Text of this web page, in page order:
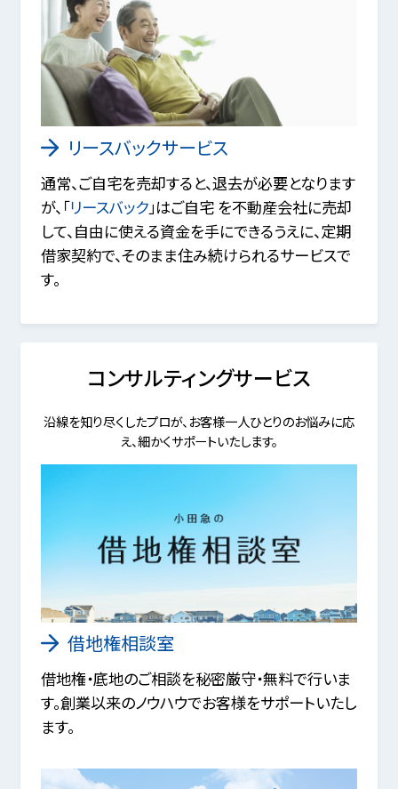
リースバックサービス
通常、ご自宅を売却すると、退去が必要となります
が、「リースバック」はご自宅 を不動産会社に売却
して、自由に使える資金を手にできるうえに、定期
借家契約で、そのまま住み続けられるサービスで
す。
コンサルティングサービス
沿線を知り尽くしたプロが、お客様一人ひとりのお悩みに応
え、細かくサポートいたします。
借地権相談室
借地権・底地のご相談を秘密厳守・無料で行いま
す。創業以来のノウハウでお客様をサポートいたし
ます。